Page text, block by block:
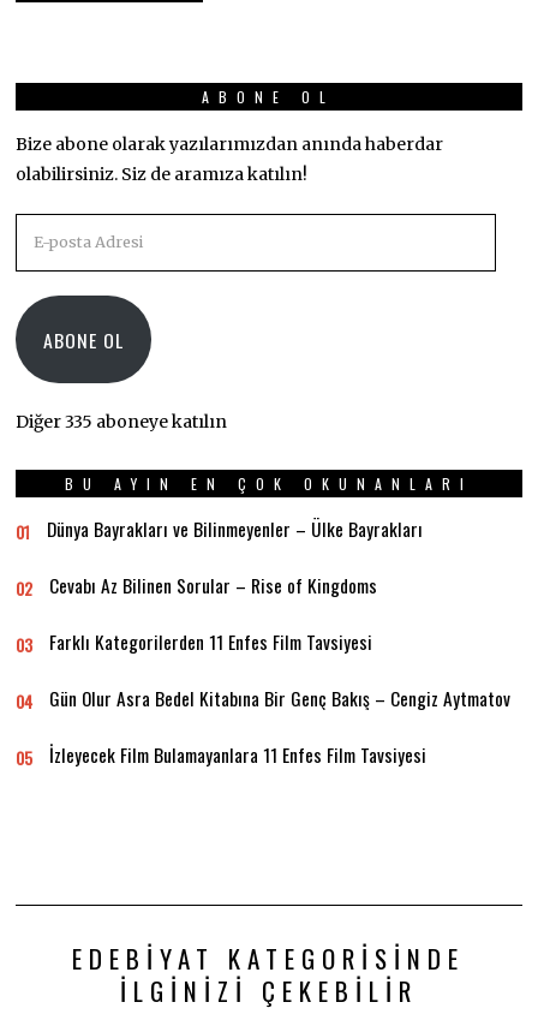
ABONE OL
Bize abone olarak yazılarımızdan anında haberdar
olabilirsiniz. Siz de aramıza katılın!
posta
ABONE OL
Diğer 335 aboneye katılın
BU AYIN EN ÇOK OKUNANLARI
01 Dünya Bayrakları ve Bilinmeyenler – Ülke Bayrakları
02 Cevabı Az Bilinen Sorular – Rise of Kingdoms
03 Farklı Kategorilerden 11 Enfes Film Tavsiyesi
04 Gün Olur Asra Bedel Kitabına Bir Genç Bakış – Cengiz Aytmatov
05 İzleyecek Film Bulamayanlara 11 Enfes Film Tavsiyesi
EDEBIYAT KATEGORISINDE
İLGINIZI ÇEKEBILIR